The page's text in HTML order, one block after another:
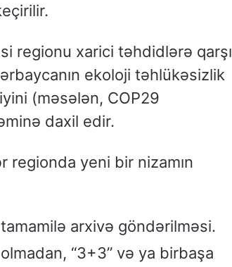
regionu xarici təhdidlərə qarşı
ekoloji təhlükəsizlik
(məsələn, COP29
daxil edir.
regionda yeni bir nizamın
arxivə göndərilməsi.
“3+3” və ya birbaşa